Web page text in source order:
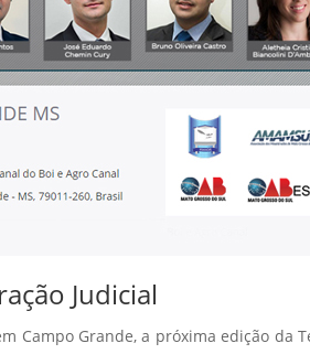
Judicial
Campo Grande, a próxima edição